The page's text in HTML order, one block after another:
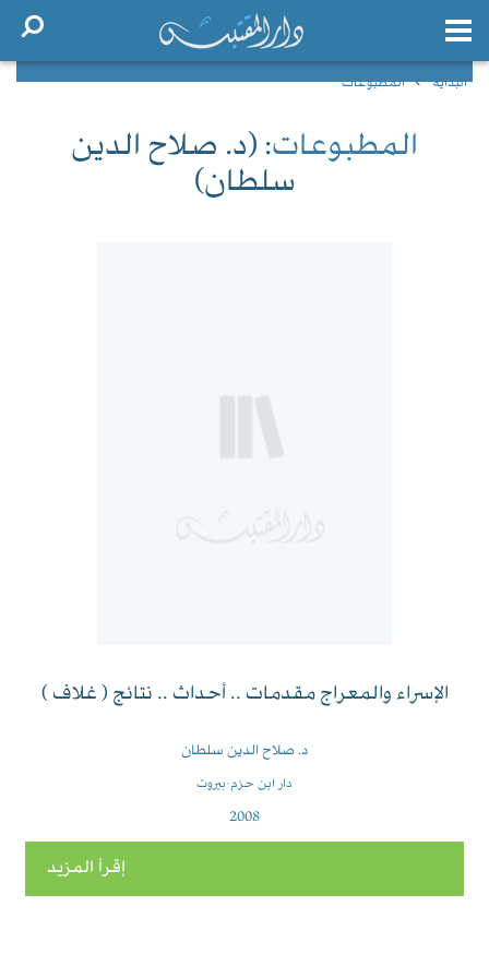
البداية المطبوعات
المطبوعات: (د. صلاح الدين
سلطان)
الإسراء والمعراج مقدمات .. أحداث .. نتائج ( غلاف )
د. صلاح الدين سلطان
دار ابن حزم-بيروت
2008
إقرأ المزيد